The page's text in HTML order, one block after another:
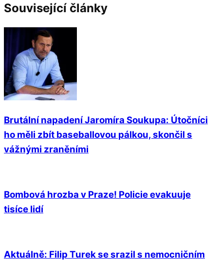
Související články
Brutální napadení Jaromíra Soukupa: Útočníci
ho měli zbít baseballovou pálkou, skončil s
vážnými zraněními
Bombová hrozba v Praze! Policie evakuuje
tisíce lidí
Aktuálně: Filip Turek se srazil s nemocničním